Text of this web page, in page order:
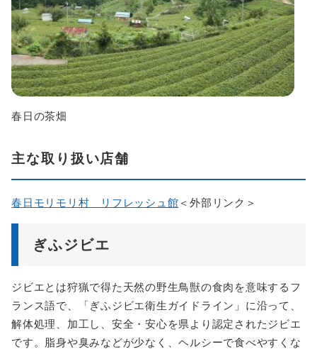
春日の茶畑
主な取り扱い店舗
春日モリモリ村 リフレッシュ館 ＜外部リンク＞
ぎふジビエ
ジビエとは狩猟で得た天然の野生鳥獣の食肉を意味するフ
ランス語で、「ぎふジビエ衛生ガイドライン」に沿って、
解体処理、加工し、安全・安心を県より認定されたジビエ
です。脂身や臭みなどが少なく、ヘルシーで食べやすくな